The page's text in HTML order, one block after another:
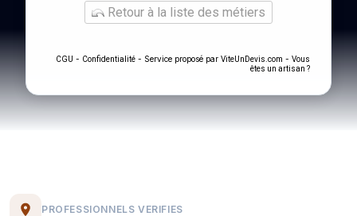
Retour à la liste des métiers
CGU - Confidentialité - Service proposé par ViteUnDevis.com - Vous
êtes un artisan ?
PROFESSIONNELS VERIFIES